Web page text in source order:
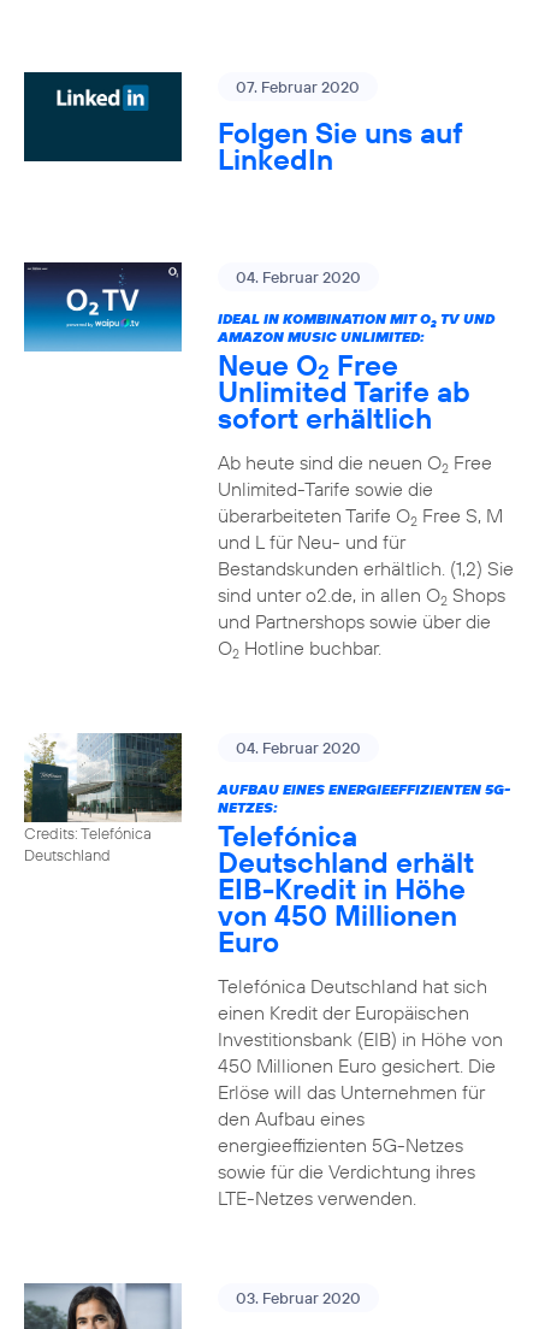
07. Februar 2020
Folgen Sie uns auf
LinkedIn
04. Februar 2020
IDEAL IN KOMBINATION MIT O2TV UND
AMAZON MUSIC UNLIMITED:
Neue O2 Free
Unlimited Tarife ab
sofort erhältlich
Ab heute sind die neuen O2Free
Unlimited-Tarife sowie die
überarbeiteten Tarife O2Free S, M
und L für Neu- und für
Bestandskunden erhältlich. (1,2) Sie
sind unter o2.de, in allen O2Shops
und Partnershops sowie über die
O2Hotline buchbar.
Credits: Telefónica
Deutschland
04. Februar 2020
AUFBAU EINES ENERGIEEFFIZIENTEN 5G-
NETZES:
Telefónica
Deutschland erhält
EIB-Kredit in Höhe
von 450 Millionen
Euro
Telefónica Deutschland hat sich
einen Kredit der Europäischen
Investitionsbank (EIB) in Höhe von
450 Millionen Euro gesichert. Die
Erlöse will das Unternehmen für
den Aufbau eines
energieeffizienten 5G-Netzes
sowie für die Verdichtung ihres
LTE-Netzes verwenden.
03. Februar 2020